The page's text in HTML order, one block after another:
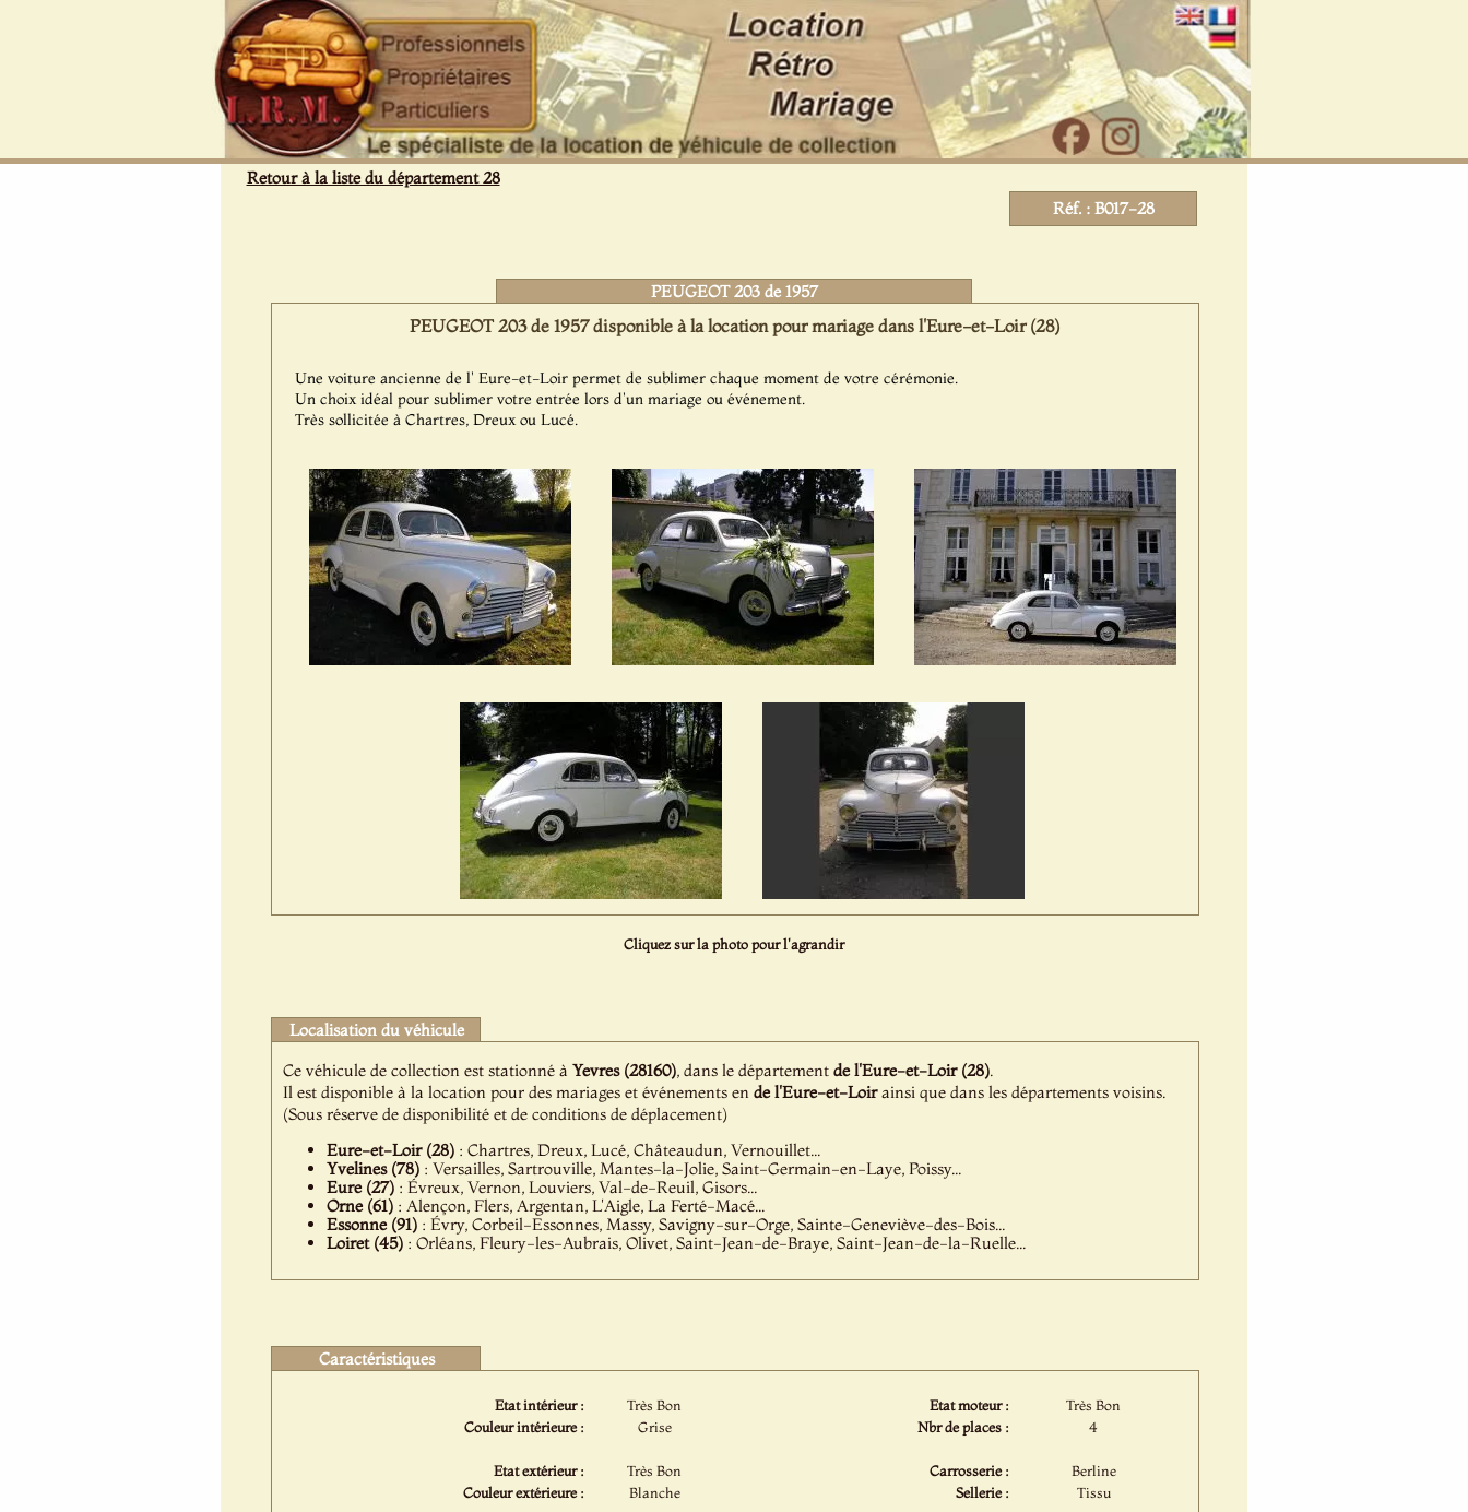
Retour à la liste du département 28
Réf. : B017-28
PEUGEOT 203 de 1957
PEUGEOT 203 de 1957 disponible à la location pour mariage dans l'Eure-et-Loir (28)
Une voiture ancienne de l' Eure-et-Loir permet de sublimer chaque moment de votre cérémonie.
Un choix idéal pour sublimer votre entrée lors d'un mariage ou événement.
Très sollicitée à Chartres, Dreux ou Lucé.
Cliquez sur la photo pour l'agrandir
Localisation du véhicule
Ce véhicule de collection est stationné à Yevres (28160), dans le département de l'Eure-et-Loir (28).
Il est disponible à la location pour des mariages et événements en de l'Eure-et-Loirainsi que dans les départements voisins.
(Sous réserve de disponibilité et de conditions de déplacement)
Eure-et-Loir (28): Chartres, Dreux, Lucé, Châteaudun, Vernouillet...
Yvelines (78): Versailles, Sartrouville, Mantes-la-Jolie, Saint-Germain-en-Laye, Poissy...
Eure (27): Évreux, Vernon, Louviers, Val-de-Reuil, Gisors...
Orne (61): Alençon, Flers, Argentan, L'Aigle, La Ferté-Macé...
Essonne (91): Évry, Corbeil-Essonnes, Massy, Savigny-sur-Orge, Sainte-Geneviève-des-Bois...
Loiret (45): Orléans, Fleury-les-Aubrais, Olivet, Saint-Jean-de-Braye, Saint-Jean-de-la-Ruelle...
Caractéristiques
Etat intérieur :
Très Bon
Couleur intérieure :
Grise
Etat extérieur :
Très Bon
Couleur extérieure :
Blanche
Etat moteur :
Très Bon
Nbr de places :
4
Carrosserie :
Berline
Sellerie :
Tissu
Panneau de gestion des cookies